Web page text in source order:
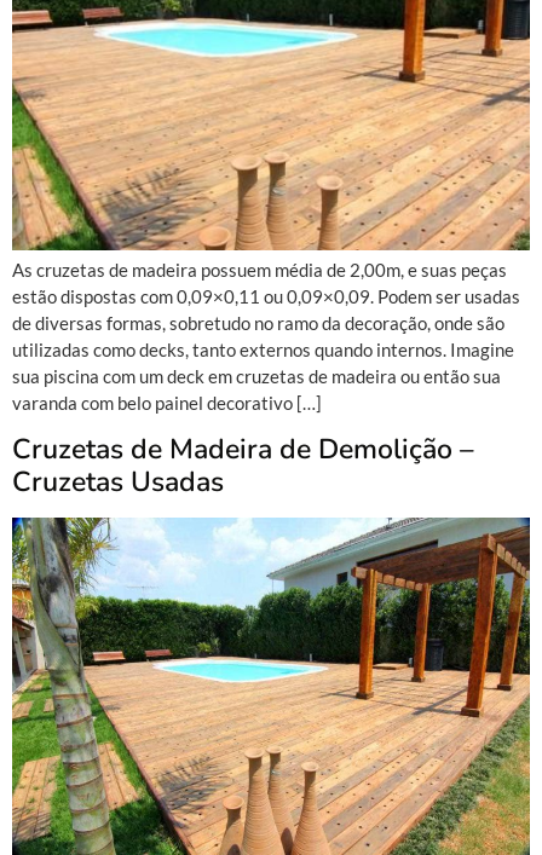
As cruzetas de madeira possuem média de 2,00m, e suas peças
estão dispostas com 0,09×0,11 ou 0,09×0,09. Podem ser usadas
de diversas formas, sobretudo no ramo da decoração, onde são
utilizadas como decks, tanto externos quando internos. Imagine
sua piscina com um deck em cruzetas de madeira ou então sua
varanda com belo painel decorativo […]
Cruzetas de Madeira de Demolição –
Cruzetas Usadas